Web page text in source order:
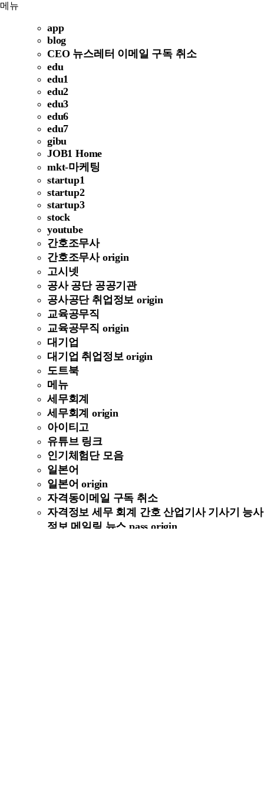
메뉴
app
blog
CEO 뉴스레터 이메일 구독 취소
edu
edu1
edu2
edu3
edu6
edu7
gibu
JOB1 Home
mkt-마케팅
startup1
startup2
startup3
stock
youtube
간호조무사
간호조무사 origin
고시넷
공사 공단 공공기관
공사공단 취업정보 origin
교육공무직
교육공무직 origin
대기업
대기업 취업정보 origin
도트북
메뉴
세무회계
세무회계 origin
아이티고
유튜브 링크
인기체험단 모음
일본어
일본어 origin
자격동이메일 구독 취소
자격정보 세무 회계 간호 산업기사 기사기 능사
정보 메일링 뉴스 pass origin